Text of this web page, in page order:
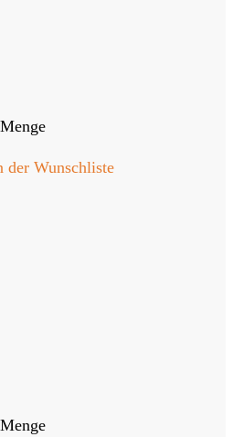
der Wunschliste